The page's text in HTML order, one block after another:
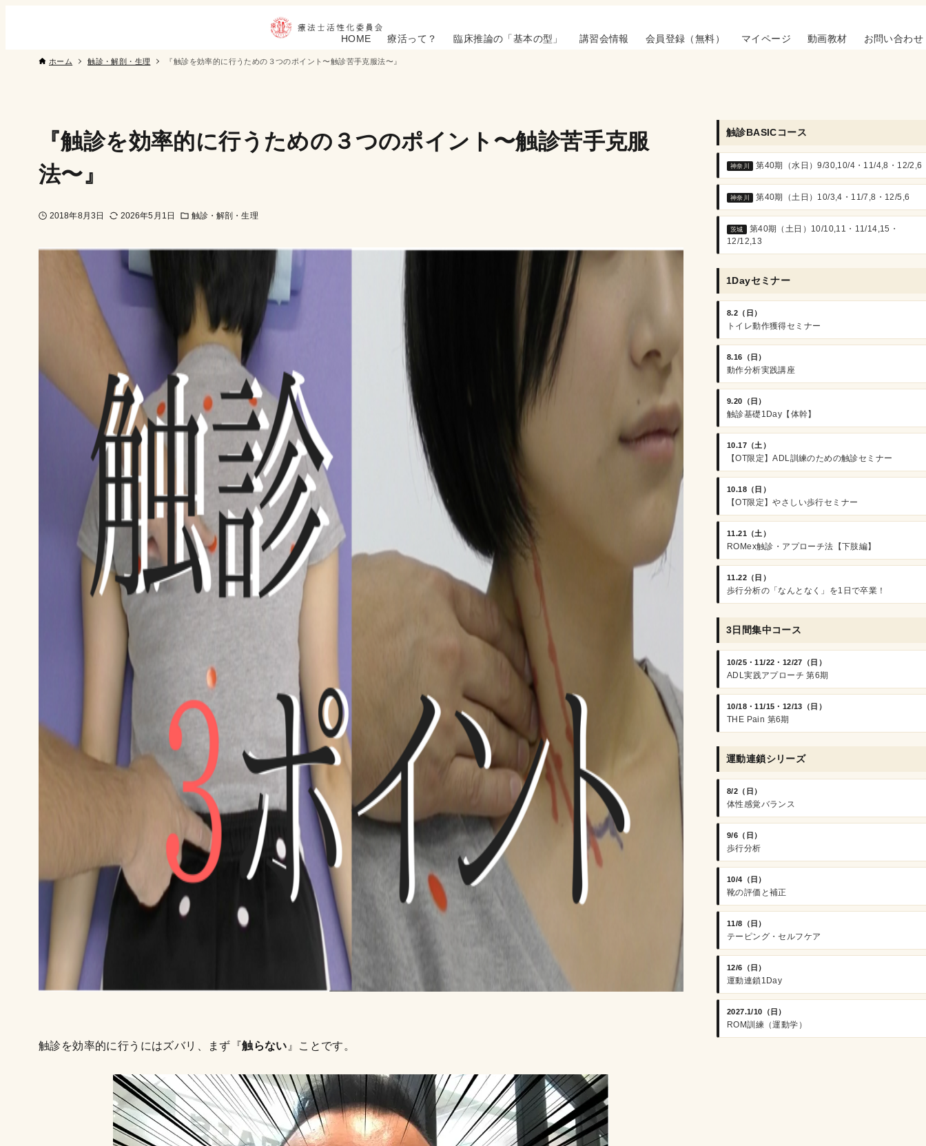
HOME 療活って？ 臨床推論の「基本の型」 講習会情報 会員登録（無料） マイページ 動画教材 お問い合わせ
ホーム 触診・解剖・生理 『触診を効率的に行うための３つのポイント〜触診苦手克服法〜』
『触診を効率的に行うための３つのポイント〜触診苦手克服
法〜』
2018年8月3日 2026年5月1日 触診・解剖・生理
触診を効率的に行うにはズバリ、まず『触らない 』ことです。
触診BASICコース
神奈川 第40期（水日）9/30,10/4・11/4,8・12/2,6
神奈川 第40期（土日）10/3,4・11/7,8・12/5,6
茨城
第40期（土日）10/10,11・11/14,15・
12/12,13
1Dayセミナー
8.2（日）
トイレ動作獲得セミナー
8.16（日）
動作分析実践講座
9.20（日）
触診基礎1Day【体幹】
10.17（土）
【OT限定】ADL訓練のための触診セミナー
10.18（日）
【OT限定】やさしい歩行セミナー
11.21（土）
ROMex触診・アプローチ法【下肢編】
11.22（日）
歩行分析の「なんとなく」を1日で卒業！
3日間集中コース
10/25・11/22・12/27（日）
ADL実践アプローチ 第6期
10/18・11/15・12/13（日）
THE Pain 第6期
運動連鎖シリーズ
8/2（日）
体性感覚バランス
9/6（日）
歩行分析
10/4（日）
靴の評価と補正
11/8（日）
テーピング・セルフケア
12/6（日）
運動連鎖1Day
2027.1/10（日）
ROM訓練（運動学）